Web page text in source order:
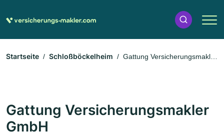
Startseite Schloßböckelheim
Gattung Versicherungsmakler
Gattung Versicherungsmakler
GmbH